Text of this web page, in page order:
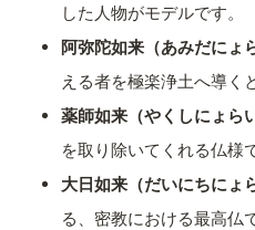
した人物がモデルです。
阿弥陀如来（あみだにょ
える者を極楽浄土へ導く
薬師如来（やくしにょら
を取り除いてくれる仏様
大日如来（だいにちにょ
る、密教における最高仏